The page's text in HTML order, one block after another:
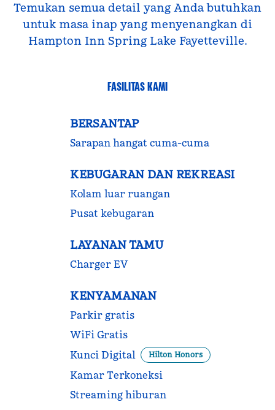
Temukan semua detail yang Anda butuhkan
untuk masa inap yang menyenangkan di
Hampton Inn Spring Lake Fayetteville.
FASILITAS KAMI
BERSANTAP
Sarapan hangat cuma-cuma
KEBUGARAN DAN REKREASI
Kolam luar ruangan
Pusat kebugaran
LAYANAN TAMU
Charger EV
KENYAMANAN
Parkir gratis
WiFi Gratis
Kunci Digital
Hilton Honors
Kamar Terkoneksi
Streaming hiburan